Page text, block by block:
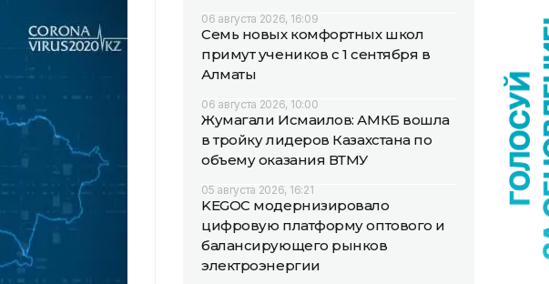
06 августа 2026, 16:09
Семь новых комфортных школ
примут учеников с 1 сентября в
Алматы
06 августа 2026, 10:00
Жумагали Исмаилов: АМКБ вошла
в тройку лидеров Казахстана по
объему оказания ВТМУ
05 августа 2026, 16:21
KEGOC модернизировало
цифровую платформу оптового и
балансирующего рынков
электроэнергии